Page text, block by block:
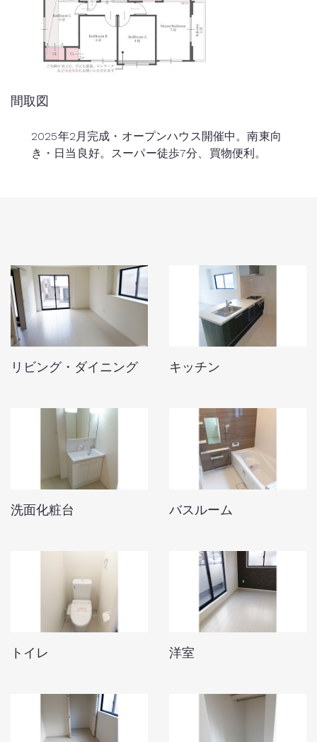
間取図
2025年2月完成・オープンハウス開催中。南東向
き・日当良好。スーパー徒歩7分、買物便利。
リビング・ダイニング キッチン
洗面化粧台 バスルーム
トイレ 洋室